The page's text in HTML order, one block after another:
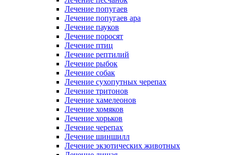
Лечение попугаев
Лечение попугаев ара
Лечение пауков
Лечение поросят
Лечение птиц
Лечение рептилий
Лечение рыбок
Лечение собак
Лечение сухопутных черепах
Лечение тритонов
Лечение хамелеонов
Лечение хомяков
Лечение хорьков
Лечение черепах
Лечение шиншилл
Лечение экзотических животных